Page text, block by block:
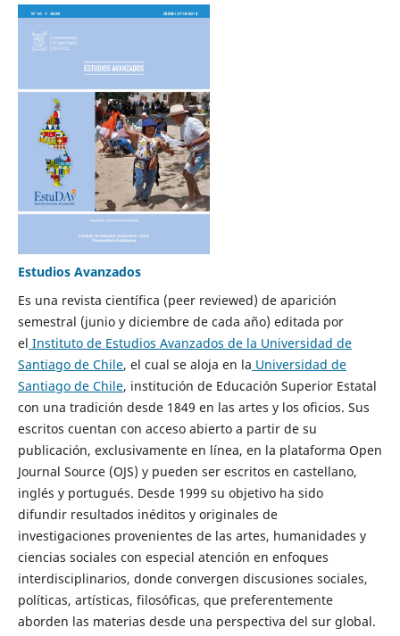
Estudios Avanzados
Es una revista científica (peer reviewed) de aparición
semestral (junio y diciembre de cada año) editada por
el Instituto de Estudios Avanzados de la Universidad de
Santiago de Chile, el cual se aloja en la Universidad de
Santiago de Chile, institución de Educación Superior Estatal
con una tradición desde 1849 en las artes y los oficios. Sus
escritos cuentan con acceso abierto a partir de su
publicación, exclusivamente en línea, en la plataforma Open
Journal Source (OJS) y pueden ser escritos en castellano,
inglés y portugués. Desde 1999 su objetivo ha sido
difundir resultados inéditos y originales de
investigaciones provenientes de las artes, humanidades y
ciencias sociales con especial atención en enfoques
interdisciplinarios, donde convergen discusiones sociales,
políticas, artísticas, filosóficas, que preferentemente
aborden las materias desde una perspectiva del sur global.